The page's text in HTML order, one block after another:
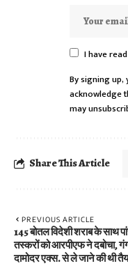
I have
By signing
acknowledge
may
Share This Article
PREVIOUS ARTICLE
145 बोतल विदेशी शराब के साथ
तस्करों को आरपीएफ ने दबोचा,
दामोदर एक्स. से ले जाने की थी